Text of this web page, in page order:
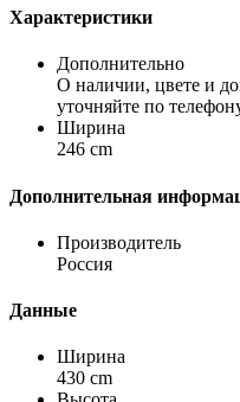
Характеристики
Дополнительно
О наличии, цвете и
уточняйте по
Ширина
246 cm
Дополнительная
Производитель
Россия
Данные
Ширина
430 cm